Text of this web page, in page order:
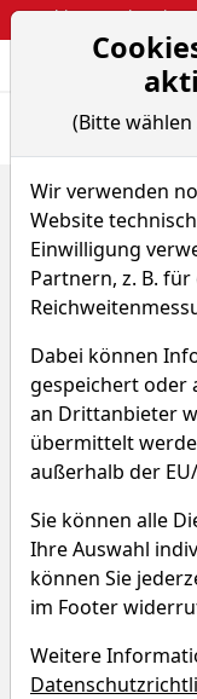
Webinar: So
Home Aktien
Sparplan-Simulator
Elanco
Elanco
Simulator
Startkapital
(Bitte wählen
Wir verwenden
Website
Einwilligung
Partnern, z. B.
Dabei können
gespeichert oder
an Drittanbieter
übermittelt
außerhalb der
Sie können alle
Ihre Auswahl
können Sie
im Footer
Weitere